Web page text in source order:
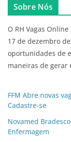
Sobre Nós
O RH Vagas
17 de dezembro
oportunidades de
maneiras de gerar
FFM Abre novas
Cadastre-se
Novamed
Enfermagem